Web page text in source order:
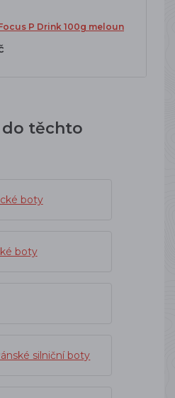
P Drink 100g meloun
těchto
boty
boty
silniční boty